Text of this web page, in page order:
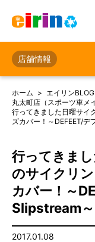
店舗情報
ホーム エイリンBLOG
丸太町店（スポーツ車メ
行ってきました日曜サイ
ズカバー！～DEFEET/デ
行ってきま
のサイクリ
カバー！～
Slipstream～
2017.01.08